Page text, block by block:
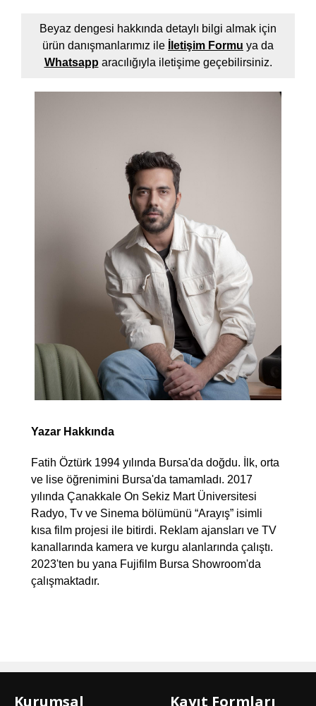
Beyaz dengesi hakkında detaylı bilgi almak için
ürün danışmanlarımız ile
İletişim Formu ya da
Whatsapp aracılığıyla iletişime geçebilirsiniz.
Yazar Hakkında
Fatih Öztürk 1994 yılında Bursa'da doğdu. İlk, orta
ve lise öğrenimini Bursa'da tamamladı. 2017
yılında Çanakkale On Sekiz Mart Üniversitesi
Radyo, Tv ve Sinema bölümünü “Arayış” isimli
kısa film projesi ile bitirdi. Reklam ajansları ve TV
kanallarında kamera ve kurgu alanlarında çalıştı.
2023'ten bu yana Fujifilm Bursa Showroom'da
çalışmaktadır.
Kurumsal Kayıt Formları